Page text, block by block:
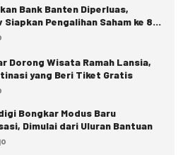
Bank Banten Diperluas,
Siapkan Pengalihan Saham ke 8
Dorong Wisata Ramah Lansia,
yang Beri Tiket Gratis
Bongkar Modus Baru
Dimulai dari Uluran Bantuan